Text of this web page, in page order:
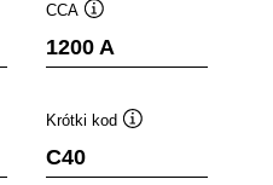
CCA
1200 A
Krótki kod
C40